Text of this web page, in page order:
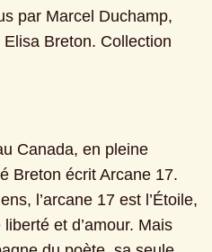
par Marcel Duchamp,
Elisa Breton. Collection
Canada, en pleine
Breton écrit Arcane 17.
l’arcane 17 est l’Étoile,
et d’amour. Mais